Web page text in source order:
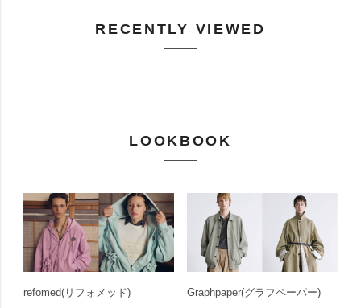
RECENTLY VIEWED
LOOKBOOK
refomed(リフォメッド) Graphpaper(グラフペーパー)